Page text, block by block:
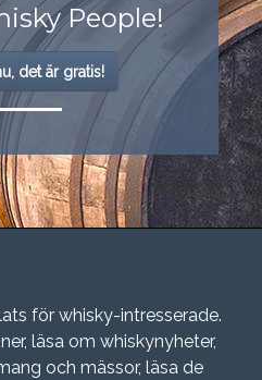
People!
det är gratis!
för whisky-intresserade.
läsa om whiskynyheter,
och mässor, läsa de